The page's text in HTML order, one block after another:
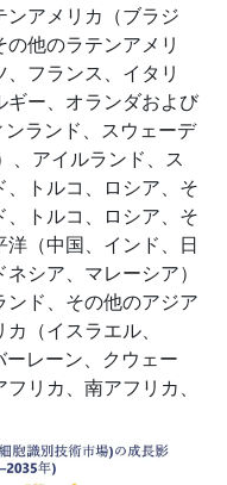
アメリカ（ブラジ
他のラテンアメリ
フランス、イタリ
ギー、オランダおよび
ランド、スウェーデ
、アイルランド、ス
トルコ、ロシア、そ
トルコ、ロシア、そ
（中国、インド、日
シア、マレーシア）
ド、その他のアジア
（イスラエル、
ーレーン、クウェー
リカ、南アフリカ、